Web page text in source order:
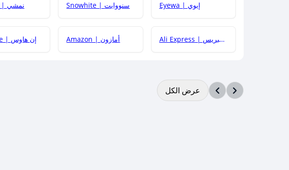
Namshi | نمشي Snowhite | سنووايت Eyewa | إيوي
In-House | إن هاوس Amazon | أمازون Ali Express | علي إكسبريس
عرض الكل